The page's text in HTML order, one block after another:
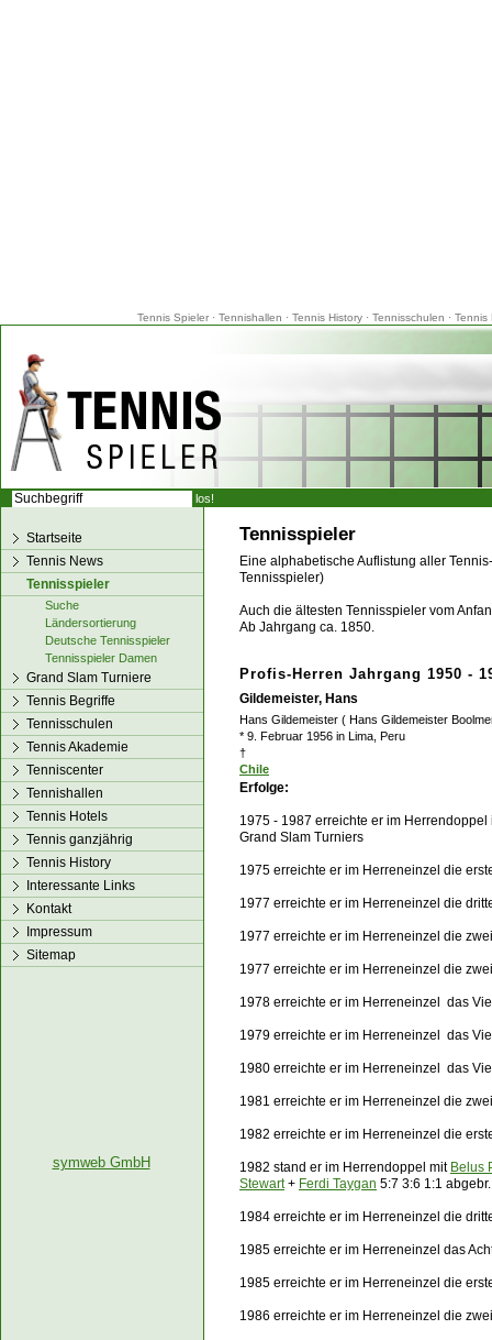
Tennis Spieler· Tennishallen · Tennis History· Tennisschulen · Tennis
Tennisspieler
Eine alphabetische Auflistung aller
Tennisspieler)
Auch die ältesten Tennisspieler vom
Ab Jahrgang ca. 1850.
Profis-Herren Jahrgang 1950 -
Gildemeister, Hans
Hans Gildemeister ( Hans Gildemeister
* 9. Februar 1956 in Lima, Peru
†
Chile
Erfolge:
1975 - 1987 erreichte er im
Grand Slam Turniers
1975 erreichte er im Herreneinzel die
1977 erreichte er im Herreneinzel die
1977 erreichte er im Herreneinzel die
1977 erreichte er im Herreneinzel die
1978 erreichte er im Herreneinzel das
1979 erreichte er im Herreneinzel das
1980 erreichte er im Herreneinzel das
1981 erreichte er im Herreneinzel die
1982 erreichte er im Herreneinzel die
1982 stand er im Herrendoppel mit Belus
Stewart+ Ferdi Taygan 5:7 3:6 1:1 abgebr.
1984 erreichte er im Herreneinzel die
1985 erreichte er im Herreneinzel das
1985 erreichte er im Herreneinzel die
1986 erreichte er im Herreneinzel die
Startseite
Tennis News
Tennisspieler
Suche
Ländersortierung
Deutsche Tennisspieler
Tennisspieler Damen
Grand Slam Turniere
Tennis Begriffe
Tennisschulen
Tennis Akademie
Tenniscenter
Tennishallen
Tennis Hotels
Tennis ganzjährig
Tennis History
Interessante Links
Kontakt
Impressum
Sitemap
symweb GmbH
los!